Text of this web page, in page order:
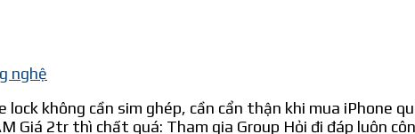
nghệ
lock không cần sim ghép, cần cẩn thận khi mua iPhone
Giá 2tr thì chất quá: Tham gia Group Hỏi đi đáp luôn